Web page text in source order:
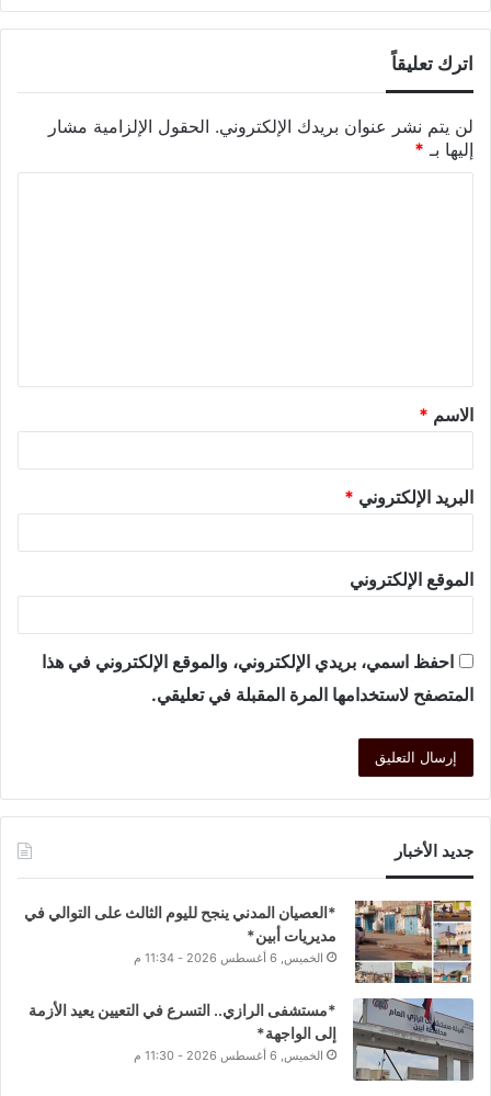
اترك تعليقاً
لن يتم نشر عنوان بريدك الإلكتروني. الحقول الإلزامية مشار
إليها بـ *
الاسم *
البريد الإلكتروني *
الموقع الإلكتروني
احفظ اسمي، بريدي الإلكتروني، والموقع الإلكتروني في هذا
المتصفح لاستخدامها المرة المقبلة في تعليقي.
جديد الأخبار
*العصيان المدني ينجح لليوم الثالث على التوالي في
مديريات أبين*
الخميس, 6 أغسطس 2026 - 11:34 م
*مستشفى الرازي.. التسرع في التعيين يعيد الأزمة
إلى الواجهة*
الخميس, 6 أغسطس 2026 - 11:30 م